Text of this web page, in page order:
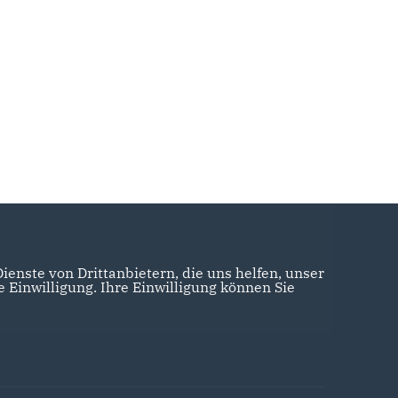
von Drittanbietern, die uns helfen, unser
Einwilligung. Ihre Einwilligung können Sie